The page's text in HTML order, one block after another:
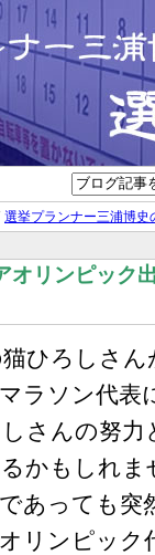
選挙プランナー三浦博史
オリンピック
ひろしさ
ラソン代表
さんの努
かもしれ
あっても突
リンピック